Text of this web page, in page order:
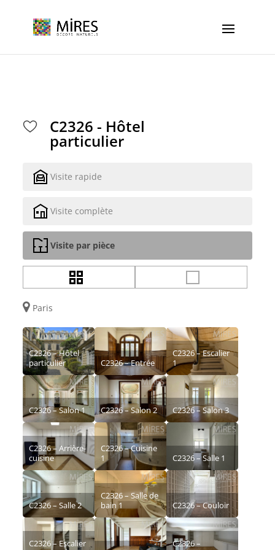
C2326 - Hôtel
particulier
Visite rapide
Visite complète
Visite par pièce
Paris
C2326 – Hôtel
particulier
C2326 – Entrée
C2326 – Escalier
1
C2326 – Salon 1 C2326 – Salon 2 C2326 – Salon 3
C2326 – Arrière-
cuisine
C2326 – Cuisine
1
C2326 – Salle 1
C2326 – Salle 2
C2326 – Salle de
bain 1
C2326 – Couloir
C2326 – Escalier
C2326 –